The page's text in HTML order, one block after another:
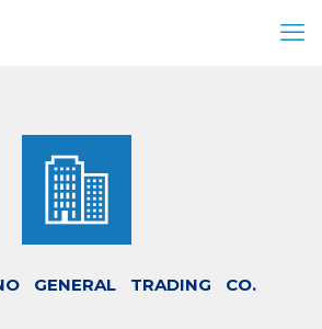
GENERAL TRADING CO.